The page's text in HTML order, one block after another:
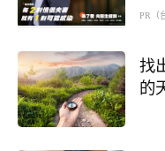
PR（
找
的